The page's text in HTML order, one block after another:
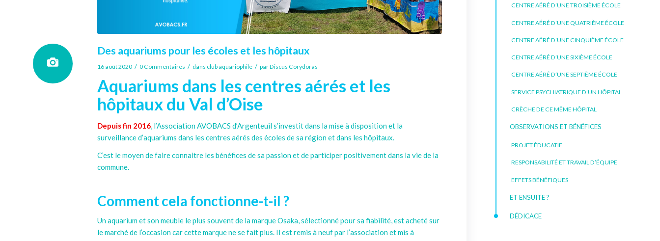
Des aquariums pour les écoles et les hôpitaux
16 août 2020 / 0 Commentaires / dans club aquariophile / parDiscus Corydoras
Aquariums dans les centres aérés et les
hôpitaux du Val d’Oise
Depuis fin 2016 , l’Association AVOBACS d’Argenteuil s’investit dans la mise à disposition et la
surveillance d’aquariums dans les centres aérés des écoles de sa région et dans les hôpitaux.
C’est le moyen de faire connaitre les bénéfices de sa passion et de participer positivement dans la vie de la
commune.
Comment cela fonctionne-t-il ?
Un aquarium et son meuble le plus souvent de la marque Osaka, sélectionné pour sa fiabilité, est acheté sur
le marché de l’occasion car cette marque ne se fait plus. Il est remis à neuf par l’association et mis à
CENTRE AÉRÉ D’UNE TROISIÈME ÉCOLE
CENTRE AÉRÉ D’UNE QUATRIÈME ÉCOLE
CENTRE AÉRÉ D’UNE CINQUIÈME ÉCOLE
CENTRE AÉRÉ D’UNE SIXIÈME ÉCOLE
CENTRE AÉRÉ D’UNE SEPTIÈME ÉCOLE
SERVICE PSYCHIATRIQUE D’UN HÔPITAL
CRÈCHE DE CE MÊME HÔPITAL
OBSERVATIONS ET BÉNÉFICES
PROJET ÉDUCATIF
RESPONSABILITÉ ET TRAVAIL D’ÉQUIPE
EFFETS BÉNÉFIQUES
ET ENSUITE ?
DÉDICACE